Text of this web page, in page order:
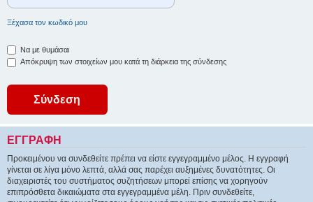
Ξέχασα τον κωδικό μου
Να με θυμάσαι
Απόκρυψη των στοιχείων μου κατά τη διάρκεια της σύνδεσης
ΕΓΓΡΑΦΉ
Προκειμένου να συνδεθείτε πρέπει να είστε εγγεγραμμένο μέλος. Η εγγραφή
γίνεται σε λίγα μόνο λεπτά, αλλά σας παρέχει αυξημένες δυνατότητες. Οι
διαχειριστές του συστήματος συζητήσεων μπορεί επίσης να χορηγούν
επιπρόσθετα δικαιώματα στα εγγεγραμμένα μέλη. Πριν συνδεθείτε,